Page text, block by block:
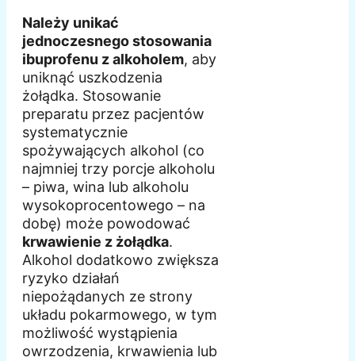
Należy unikać
jednoczesnego stosowania
ibuprofenu z alkoholem, aby
uniknąć uszkodzenia
żołądka. Stosowanie
preparatu przez pacjentów
systematycznie
spożywających alkohol (co
najmniej trzy porcje alkoholu
– piwa, wina lub alkoholu
wysokoprocentowego – na
dobę) może powodować
krwawienie z żołądka.
Alkohol dodatkowo zwiększa
ryzyko działań
niepożądanych ze strony
układu pokarmowego, w tym
możliwość wystąpienia
owrzodzenia, krwawienia lub